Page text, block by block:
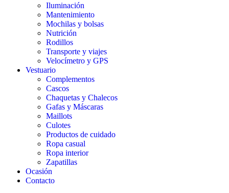
Iluminación
Mantenimiento
Mochilas y bolsas
Nutrición
Rodillos
Transporte y viajes
Velocímetro y GPS
Vestuario
Complementos
Cascos
Chaquetas y Chalecos
Gafas y Máscaras
Maillots
Culotes
Productos de cuidado
Ropa casual
Ropa interior
Zapatillas
Ocasión
Contacto